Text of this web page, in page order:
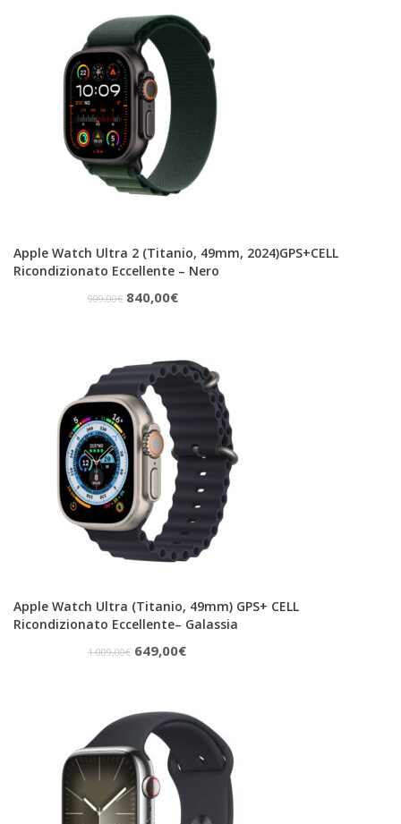
era:
299,00€.
è:
260,00€.
Apple Watch Ultra 2 (Titanio, 49mm, 2024)GPS+CELL
Ricondizionato Eccellente – Nero
909,00€ Il
era:
909,00€.
840,00€Il
è:
840,00€.
Apple Watch Ultra (Titanio, 49mm) GPS+ CELL
Ricondizionato Eccellente– Galassia
1.009,00€ Il
era:
1.009,00€.
649,00€Il
è:
649,00€.